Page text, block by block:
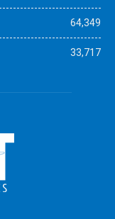
64,349
33,717